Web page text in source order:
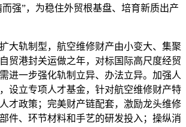
而强”，为稳住外贸根基盘、培育新质出产
轨制型，航空维修财产由小变大、集聚
贸港封关运做之年，对标国际高尺度经贸
进一步强化轨制立异、办法立异。加强人
设立专项人才基金，针对航空维修财产特
才政策；完美财产链配套，激励龙头维修
件、环节材料和手艺的研发投入；操纵消